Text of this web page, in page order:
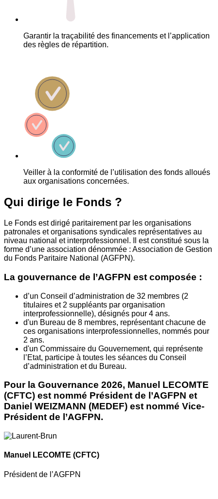
Garantir la traçabilité des financements et l’application
des règles de répartition.
Veiller à la conformité de l’utilisation des fonds alloués
aux organisations concernées.
Qui dirige le Fonds ?
Le Fonds est dirigé paritairement par les organisations
patronales et organisations syndicales représentatives au
niveau national et interprofessionnel. Il est constitué sous la
forme d’une association dénommée : Association de Gestion
du Fonds Paritaire National (AGFPN).
La gouvernance de l’AGFPN est composée :
d’un Conseil d’administration de 32 membres (2
titulaires et 2 suppléants par organisation
interprofessionnelle), désignés pour 4 ans.
d'un Bureau de 8 membres, représentant chacune de
ces organisations interprofessionnelles, nommés pour
2 ans.
d'un Commissaire du Gouvernement, qui représente
l’Etat, participe à toutes les séances du Conseil
d’administration et du Bureau.
Pour la Gouvernance 2026, Manuel LECOMTE
(CFTC) est nommé Président de l’AGFPN et
Daniel WEIZMANN (MEDEF) est nommé Vice-
Président de l’AGFPN.
Manuel LECOMTE (CFTC)
Président de l’AGFPN